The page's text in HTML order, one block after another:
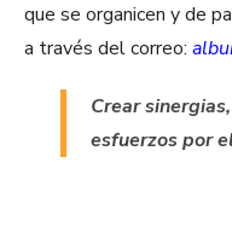
que se organicen y de
a través del correo:
Crear
esfuerzos por